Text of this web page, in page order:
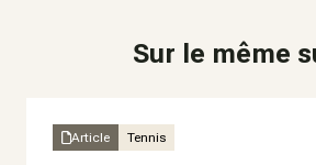
Sur le même
Article Tennis